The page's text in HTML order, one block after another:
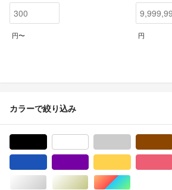
円〜 円
カラーで絞り込み
シルバー/銀色系ゴールド/金色系マルチカラー